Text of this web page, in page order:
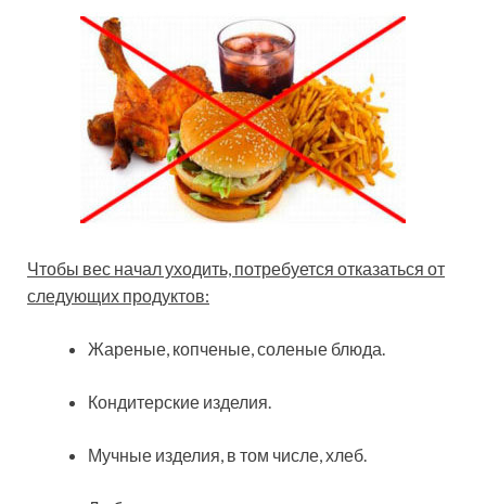
Чтобы вес начал уходить, потребуется отказаться от
следующих продуктов:
Жареные, копченые, соленые блюда.
Кондитерские изделия.
Мучные изделия, в том числе, хлеб.